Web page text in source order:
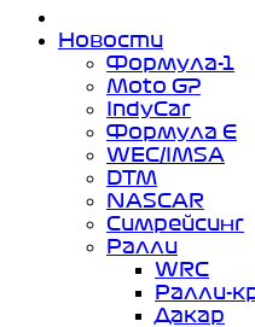
Новости
Формула-1
Moto GP
IndyCar
Формула Е
WEC/IMSA
DTM
NASCAR
Симрейсинг
Ралли
WRC
Ралли-
Дакар